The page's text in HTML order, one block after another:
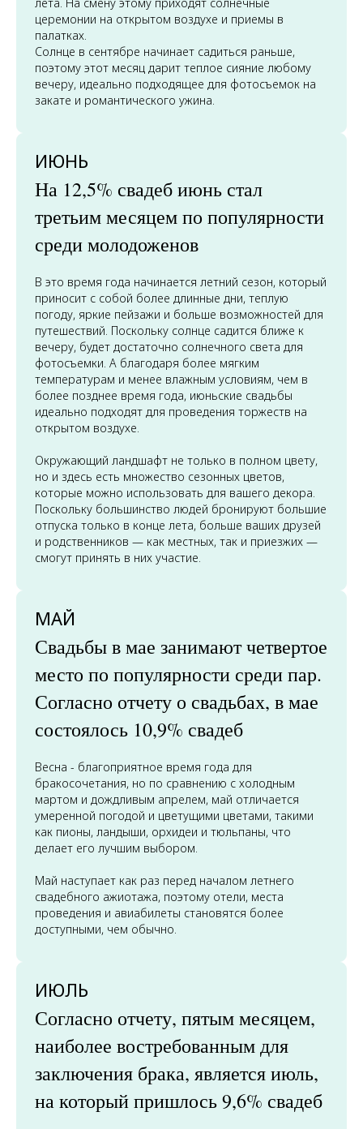
церемонии на открытом воздухе и приемы в
палатках.
Солнце в сентябре начинает садиться раньше,
поэтому этот месяц дарит теплое сияние любому
вечеру, идеально подходящее для фотосъемок на
закате и романтического ужина.
ИЮНЬ
На 12,5% свадеб июнь стал
третьим месяцем по популярности
среди молодоженов
В это время года начинается летний сезон, который
приносит с собой более длинные дни, теплую
погоду, яркие пейзажи и больше возможностей для
путешествий. Поскольку солнце садится ближе к
вечеру, будет достаточно солнечного света для
фотосъемки. А благодаря более мягким
температурам и менее влажным условиям, чем в
более позднее время года, июньские свадьбы
идеально подходят для проведения торжеств на
открытом воздухе.
Окружающий ландшафт не только в полном цвету,
но и здесь есть множество сезонных цветов,
которые можно использовать для вашего декора.
Поскольку большинство людей бронируют большие
отпуска только в конце лета, больше ваших друзей
и родственников — как местных, так и приезжих —
смогут принять в них участие.
МАЙ
Свадьбы в мае занимают четвертое
место по популярности среди пар.
Согласно отчету о свадьбах, в мае
состоялось 10,9% свадеб
Весна - благоприятное время года для
бракосочетания, но по сравнению с холодным
мартом и дождливым апрелем, май отличается
умеренной погодой и цветущими цветами, такими
как пионы, ландыши, орхидеи и тюльпаны, что
делает его лучшим выбором.
Май наступает как раз перед началом летнего
свадебного ажиотажа, поэтому отели, места
проведения и авиабилеты становятся более
доступными, чем обычно.
ИЮЛЬ
Согласно отчету, пятым месяцем,
наиболее востребованным для
заключения брака, является июль,
на который пришлось 9,6% свадеб